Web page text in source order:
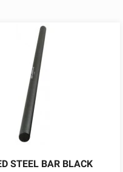
STEEL BAR BLACK